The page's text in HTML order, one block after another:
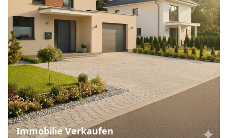
Immobilie Verkaufen